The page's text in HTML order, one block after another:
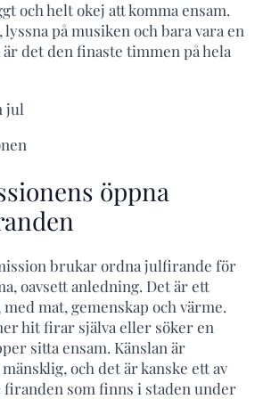
och helt okej att komma ensam.
på musiken och bara vara en
det den finaste timmen på hela
öppna
brukar ordna julfirande för
oavsett anledning. Det är ett
mat, gemenskap och värme.
hit firar själva eller söker en
sitta ensam. Känslan är
och det är kanske ett av
som finns i staden under